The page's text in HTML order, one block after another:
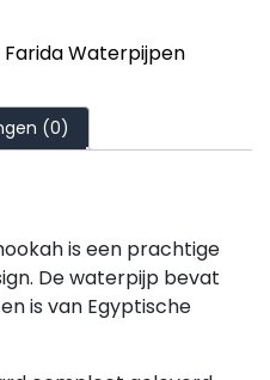
Farida Waterpijpen
(0)
is een prachtige
De waterpijp bevat
is van Egyptische